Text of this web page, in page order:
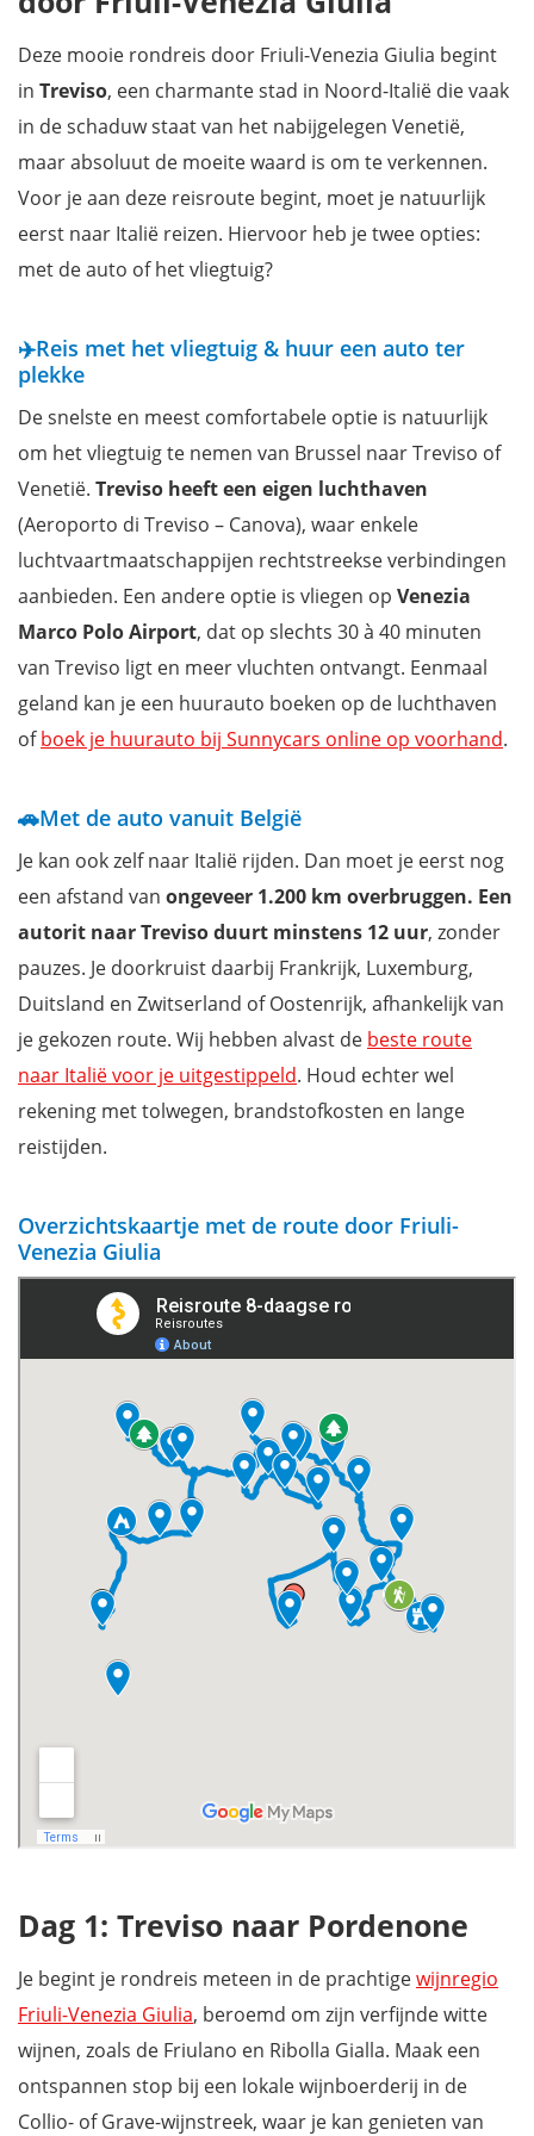
Dag 2: Pordenone naar Spilimbergo
Dag 3: Spilimbergo naar Udine
Dag 4: Udine naar Attimis
Dag 5: Cividale del Friuli naar Triëst
Dag 6: Triëst
Dag 7: Triëst naar Aquileia
Dag 8: Aquileia naar Treviso (of Venetië)
Reis verder door naar Venetië
Mis niets tijdens je verblijf met onze reisgids Friuli-Venezia
Giulia
Deze mooie rondreis door Friuli-Venezia Giulia begint
in Treviso, een charmante stad in Noord-Italië die vaak
in de schaduw staat van het nabijgelegen Venetië,
maar absoluut de moeite waard is om te verkennen.
Voor je aan deze reisroute begint, moet je natuurlijk
eerst naar Italië reizen. Hiervoor heb je twee opties:
met de auto of het vliegtuig?
✈️Reis met het vliegtuig & huur een auto ter
plekke
De snelste en meest comfortabele optie is natuurlijk
om het vliegtuig te nemen van Brussel naar Treviso of
Venetië. Treviso heeft een eigen luchthaven
(Aeroporto di Treviso – Canova), waar enkele
luchtvaartmaatschappijen rechtstreekse verbindingen
aanbieden. Een andere optie is vliegen op Venezia
Marco Polo Airport, dat op slechts 30 à 40 minuten
van Treviso ligt en meer vluchten ontvangt. Eenmaal
geland kan je een huurauto boeken op de luchthaven
ofboek je huurauto bij Sunnycars online op voorhand.
🚗Met de auto vanuit België
Je kan ook zelf naar Italië rijden. Dan moet je eerst nog
een afstand van ongeveer 1.200 km overbruggen. Een
autorit naar Treviso duurt minstens 12 uur, zonder
pauzes. Je doorkruist daarbij Frankrijk, Luxemburg,
Duitsland en Zwitserland of Oostenrijk, afhankelijk van
je gekozen route. Wij hebben alvast de beste route
naar Italië voor je uitgestippeld. Houd echter wel
rekening met tolwegen, brandstofkosten en lange
reistijden.
Overzichtskaartje met de route door Friuli-
Venezia Giulia
Dag 1: Treviso naar Pordenone
Je begint je rondreis meteen in de prachtigewijnregio
Friuli-Venezia Giulia, beroemd om zijn verfijnde witte
wijnen, zoals de Friulano en Ribolla Gialla. Maak een
ontspannen stop bij een lokale wijnboerderij in de
Collio- of Grave-wijnstreek, waar je kan genieten van